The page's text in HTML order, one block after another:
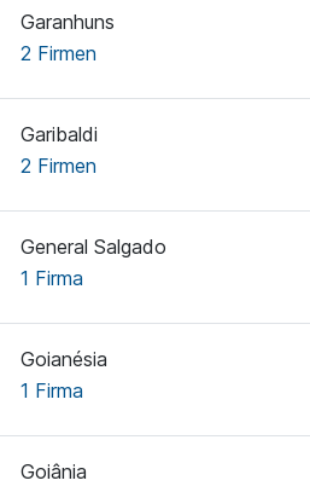
Garanhuns
2 Firmen
Garibaldi
2 Firmen
General Salgado
1 Firma
Goianésia
1 Firma
Goiânia